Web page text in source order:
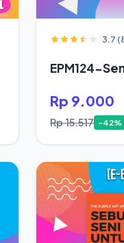
3.7
EPM124-
Rp 9.000
Rp 15.517 -42%